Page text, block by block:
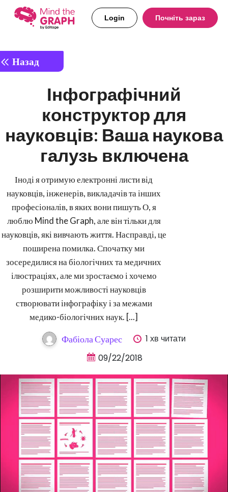
Login Почніть зараз
Назад
Інфографічний
конструктор для
науковців: Ваша наукова
галузь включена
Іноді я отримую електронні листи від
науковців, інженерів, викладачів та інших
професіоналів, в яких вони пишуть О, я
люблю Mind the Graph, але він тільки для
науковців, які вивчають життя. Насправді, це
поширена помилка. Спочатку ми
зосередилися на біологічних та медичних
ілюстраціях, але ми зростаємо і хочемо
розширити можливості науковців
створювати інфографіку і за межами
медико-біологічних наук. [...]
Фабіола Суарес
1 хв читати
09/22/2018